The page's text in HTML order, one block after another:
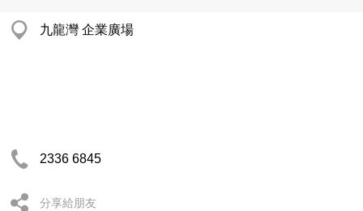
九龍灣 企業廣場
2336 6845
分享給朋友